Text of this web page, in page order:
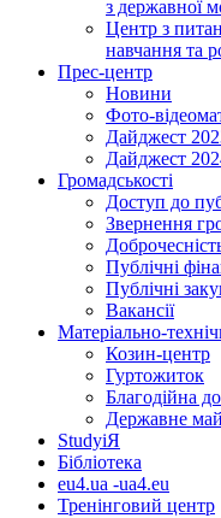
з державної
Центр з
навчання та
Прес-центр
Новини
Фото-
Дайджест
Дайджест
Громадськості
Доступ до
Звернення
Публічні
Публічні
Вакансії
Матеріально-
Козин-центр
Гуртожиток
Благодійна
Державне
StudyіЯ
Бібліотека
eu4.ua -ua4.eu
Тренінговий центр